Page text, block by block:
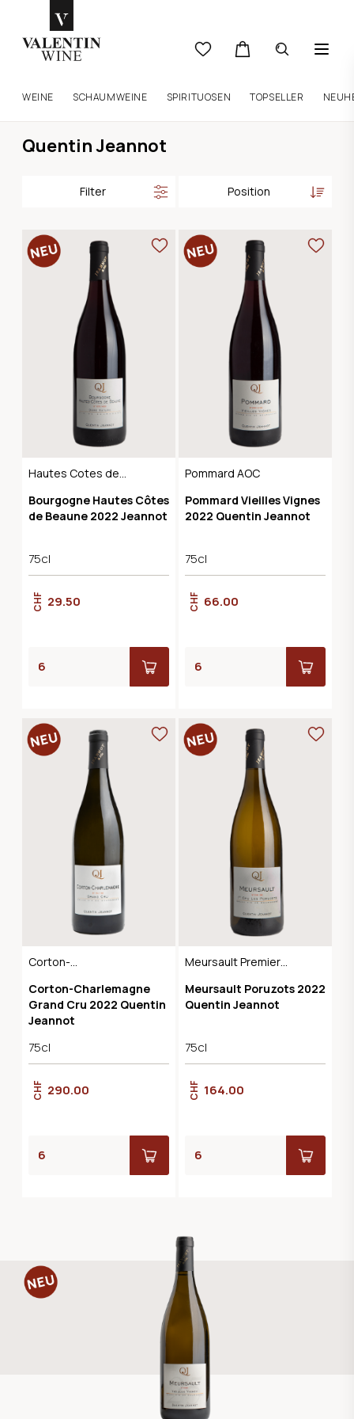
WEINE SCHAUMWEINE SPIRITUOSEN TOPSELLER
Quentin Jeannot
Filter
Hautes Cotes de
Bourgogne Hautes Côtes
de Beaune 2022 Jeannot
75cl
CHF 29.50
Pommard AOC
Pommard Vieilles Vignes
2022 Quentin Jeannot
75cl
CHF 66.00
Corton-
Cru
Corton-Charlemagne
Grand Cru 2022 Quentin
Jeannot
75cl
CHF 290.00
Meursault Premier
Meursault Poruzots 2022
Quentin Jeannot
75cl
CHF 164.00